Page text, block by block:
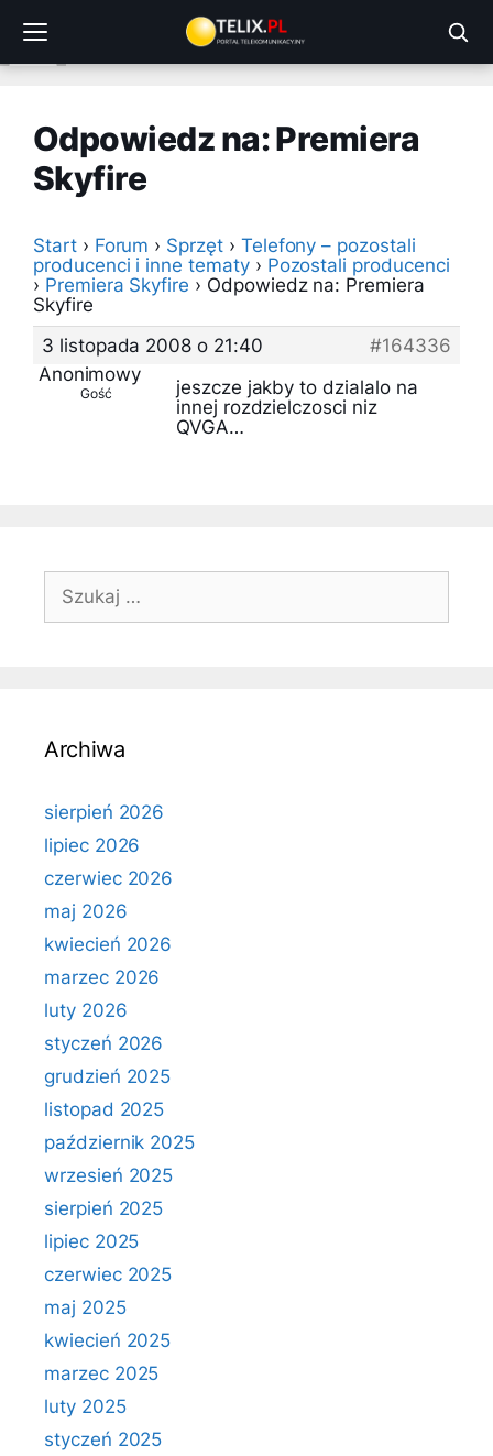
treści
Odpowiedz na: Premiera
Skyfire
Start › Forum › Sprzęt › Telefony – pozostali
producenci i inne tematy › Pozostali producenci
› Premiera Skyfire › Odpowiedz na: Premiera
Skyfire
3 listopada 2008 o 21:40
#164336
Anonimowy
Gość
jeszcze jakby to dzialalo na
innej rozdzielczosci niz
QVGA…
Szukaj:
Archiwa
sierpień 2026
lipiec 2026
czerwiec 2026
maj 2026
kwiecień 2026
marzec 2026
luty 2026
styczeń 2026
grudzień 2025
listopad 2025
październik 2025
wrzesień 2025
sierpień 2025
lipiec 2025
czerwiec 2025
maj 2025
kwiecień 2025
marzec 2025
luty 2025
styczeń 2025